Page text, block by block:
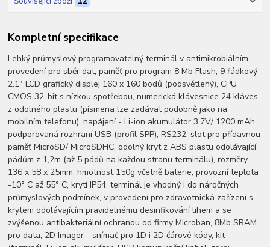
Kompletní specifikace
Lehký průmyslový programovatelný terminál v antimikrobiálním
provedení pro sběr dat, paměť pro program 8 Mb Flash, 9 řádkový
2.1" LCD grafický displej 160 x 160 bodů (podsvětlený), CPU
CMOS 32-bit s nízkou spotřebou, numerická klávesnice 24 kláves
z odolného plastu (písmena lze zadávat podobně jako na
mobilním telefonu), napájení - Li-ion akumulátor 3,7V/ 1200 mAh,
podporovaná rozhraní USB (profil SPP), RS232, slot pro přídavnou
paměť MicroSD/ MicroSDHC, odolný kryt z ABS plastu odolávající
pádům z 1,2m (až 5 pádů na každou stranu terminálu), rozměry
136 x 58 x 25mm, hmotnost 150g včetně baterie, provozní teplota
-10° C až 55° C, krytí IP54, terminál je vhodný i do náročných
průmyslových podmínek, v provedení pro zdravotnická zařízení s
krytem odolávajícím pravidelnému desinfikování lihem a se
zvýšenou antibakteriální ochranou od firmy Microban, 8Mb SRAM
pro data, 2D Imager - snímač pro 1D i 2D čárové kódy, kit